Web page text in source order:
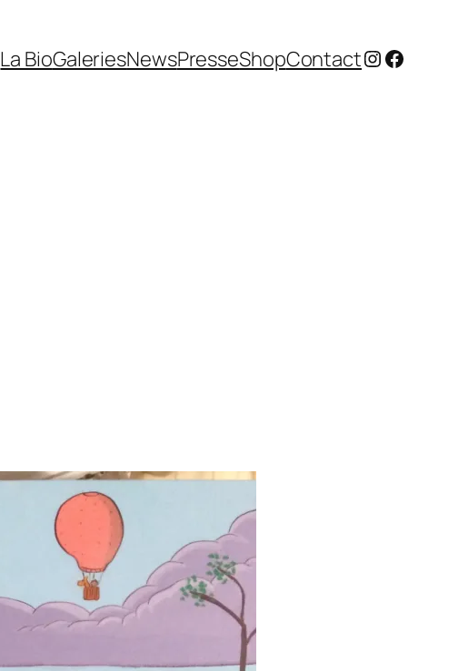
La BioGaleriesNewsPresseShopContactInstagram